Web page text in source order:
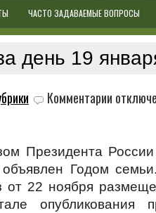
ЧАСТО ЗАДАВАЕМЫЕ ВОПРОСЫ
день 19
Комментарии записи
Президента
объявлен Годом
от 22 ноября
опубликования